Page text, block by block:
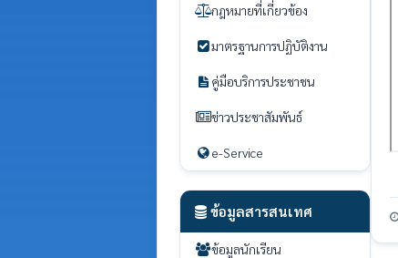
กฎหมายที่เกี่ยวข้อง
มาตรฐานการปฏิบัติงาน
คู่มือบริการประชาชน
ข่าวประชาสัมพันธ์
e-Service
ข้อมูลสารสนเทศ
ข้อมูลนักเรียน